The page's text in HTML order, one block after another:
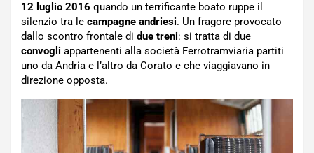
12 luglio 2016 quando un terrificante boato ruppe il
silenzio tra le campagne andriesi. Un fragore provocato
dallo scontro frontale di due treni: si tratta di due
convogli appartenenti alla società Ferrotramviaria partiti
uno da Andria e l’altro da Corato e che viaggiavano in
direzione opposta.